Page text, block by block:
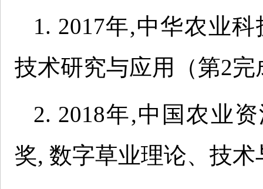
1. 2017年,中华农业
技术研究与应用（第2完
2. 2018年,中国农业
奖, 数字草业理论、技